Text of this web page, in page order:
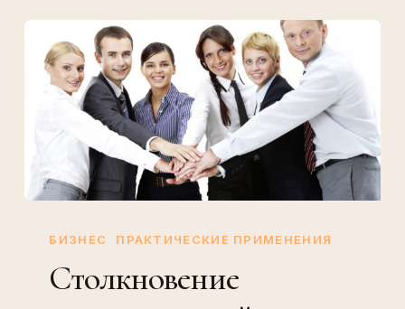
корпоративной
культуры
БИЗНЕС ПРАКТИЧЕСКИЕ ПРИМЕНЕНИЯ
Столкновение